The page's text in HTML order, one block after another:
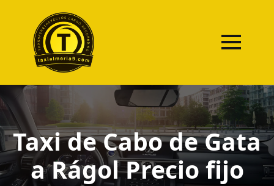
Taxi de Cabo de Gata
a Rágol Precio fijo